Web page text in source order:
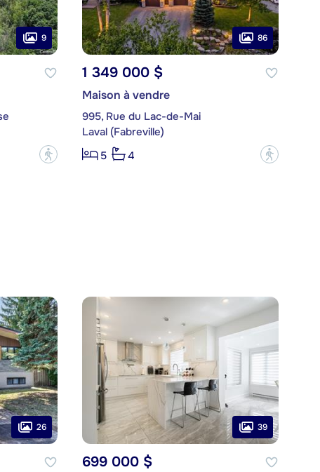
9
?
86
1 349 000 $
Maison à vendre
995, Rue du Lac-de-Mai
Laval (Fabreville)
5
4 ?
26 39
699 000 $